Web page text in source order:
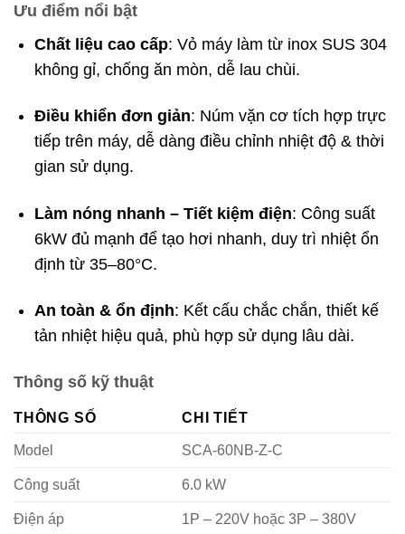
Ưu điểm nổi bật
Chất liệu cao cấp: Vỏ máy làm từ inox SUS 304
không gỉ, chống ăn mòn, dễ lau chùi.
Điều khiển đơn giản: Núm vặn cơ tích hợp trực
tiếp trên máy, dễ dàng điều chỉnh nhiệt độ & thời
gian sử dụng.
Làm nóng nhanh – Tiết kiệm điện: Công suất
6kW đủ mạnh để tạo hơi nhanh, duy trì nhiệt ổn
định từ 35–80°C.
An toàn & ổn định: Kết cấu chắc chắn, thiết kế
tản nhiệt hiệu quả, phù hợp sử dụng lâu dài.
Thông số kỹ thuật
THÔNG SỐ
CHI TIẾT
Model
SCA-60NB-Z-C
Công suất 6.0 kW
Điện áp 1P – 220V hoặc 3P – 380V